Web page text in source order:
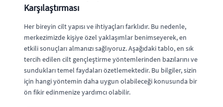
Karşılaştırması
Her bireyin cilt yapısı ve ihtiyaçları farklıdır. Bu nedenle,
merkezimizde kişiye özel yaklaşımlar benimseyerek, en
etkili sonuçları almanızı sağlıyoruz. Aşağıdaki tablo, en sık
tercih edilen cilt gençleştirme yöntemlerinden bazılarını ve
sundukları temel faydaları özetlemektedir. Bu bilgiler, sizin
için hangi yöntemin daha uygun olabileceği konusunda bir
ön fikir edinmenize yardımcı olabilir.